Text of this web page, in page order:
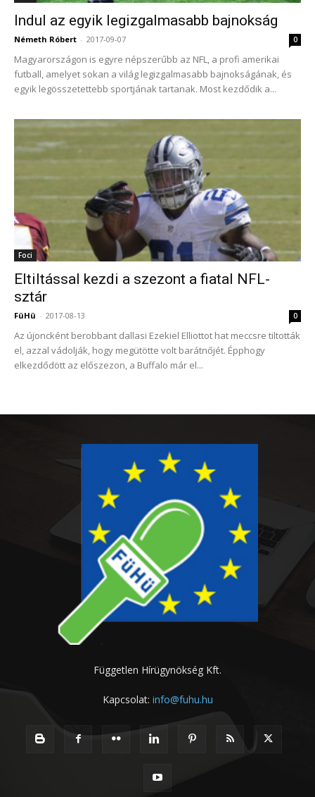
Indul az egyik legizgalmasabb bajnokság
Németh Róbert - 2017-09-07 0
Magyarországon is egyre népszerűbb az NFL, a profi amerikai
futball, amelyet sokan a világ legizgalmasabb bajnokságának, és
egyik legösszetettebb sportjának tartanak. Most kezdődik a...
Foci
Eltiltással kezdi a szezont a fiatal NFL-
sztár
FüHü - 2017-08-13 0
Az újoncként berobbant dallasi Ezekiel Elliottot hat meccsre tiltották
el, azzal vádolják, hogy megütötte volt barátnőjét. Épphogy
elkezdődött az előszezon, a Buffalo már el...
Független Hírügynökség Kft.
Kapcsolat: info@fuhu.hu